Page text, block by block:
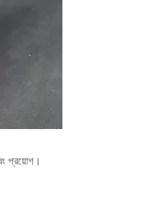
প্রয়োগ।